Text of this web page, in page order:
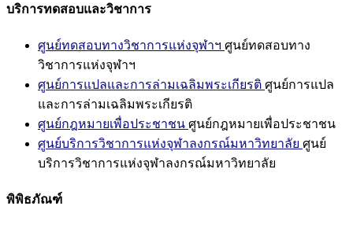
บริการทดสอบและวิชาการ
ศูนย์ทดสอบทางวิชาการแห่งจุฬาฯ ศูนย์ทดสอบทาง
วิชาการแห่งจุฬาฯ
ศูนย์การแปลและการล่ามเฉลิมพระเกียรติ ศูนย์การแปล
และการล่ามเฉลิมพระเกียรติ
ศูนย์กฎหมายเพื่อประชาชน ศูนย์กฎหมายเพื่อประชาชน
ศูนย์บริการวิชาการแห่งจุฬาลงกรณ์มหาวิทยาลัย ศูนย์
บริการวิชาการแห่งจุฬาลงกรณ์มหาวิทยาลัย
พิพิธภัณฑ์